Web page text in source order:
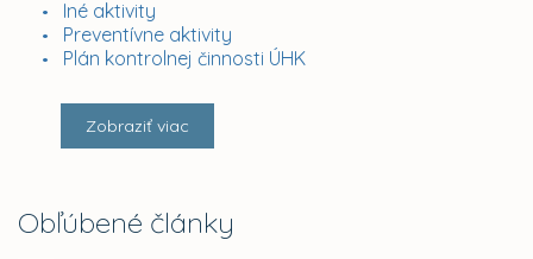
Iné aktivity
Preventívne aktivity
Plán kontrolnej činnosti ÚHK
Zobraziť viac
Obľúbené články